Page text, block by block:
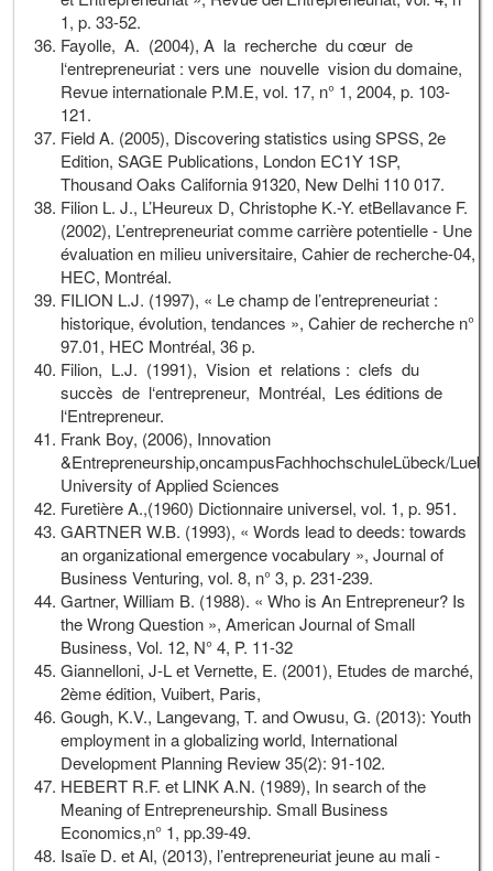
1, p. 33-52.
Fayolle, A. (2004), A la recherche du cœur de
l‘entrepreneuriat : vers une nouvelle vision du domaine,
Revue internationale P.M.E, vol. 17, n° 1, 2004, p. 103-
121.
Field A. (2005), Discovering statistics using SPSS, 2e
Edition, SAGE Publications, London EC1Y 1SP,
Thousand Oaks California 91320, New Delhi 110 017.
Filion L. J., L’Heureux D, Christophe K.-Y. etBellavance F.
(2002), L’entrepreneuriat comme carrière potentielle - Une
évaluation en milieu universitaire, Cahier de recherche-04,
HEC, Montréal.
FILION L.J. (1997), « Le champ de l’entrepreneuriat :
historique, évolution, tendances », Cahier de recherche n°
97.01, HEC Montréal, 36 p.
Filion, L.J. (1991), Vision et relations : clefs du
succès de l‘entrepreneur, Montréal, Les éditions de
l‘Entrepreneur.
Frank Boy, (2006), Innovation
&Entrepreneurship,oncampusFachhochschuleLübeck/
University of Applied Sciences
Furetière A.,(1960) Dictionnaire universel, vol. 1, p. 951.
GARTNER W.B. (1993), « Words lead to deeds: towards
an organizational emergence vocabulary », Journal of
Business Venturing, vol. 8, n° 3, p. 231-239.
Gartner, William B. (1988). « Who is An Entrepreneur? Is
the Wrong Question », American Journal of Small
Business, Vol. 12, N° 4, P. 11-32
Giannelloni, J-L et Vernette, E. (2001), Etudes de marché,
2ème édition, Vuibert, Paris,
Gough, K.V., Langevang, T. and Owusu, G. (2013): Youth
employment in a globalizing world, International
Development Planning Review 35(2): 91-102.
HEBERT R.F. et LINK A.N. (1989), In search of the
Meaning of Entrepreneurship. Small Business
Economics,n° 1, pp.39-49.
Isaïe D. et Al, (2013), l’entrepreneuriat jeune au mali -